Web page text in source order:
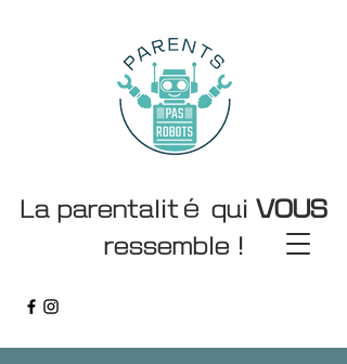
La parentalité qui VOUS
ressemble !